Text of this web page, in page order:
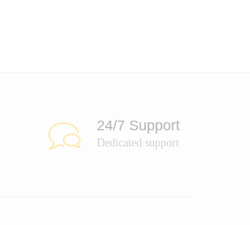
24/7 Support
Dedicated support